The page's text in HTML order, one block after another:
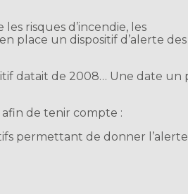
risques d’incendie, les
place un dispositif d’alerte des
datait de 2008… Une date un
afin de tenir compte :
permettant de donner l’alerte